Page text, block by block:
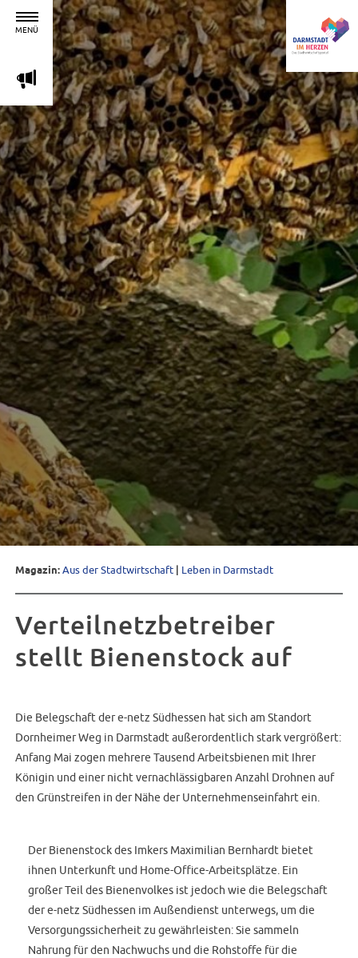
MENÜ
m
Magazin:Aus der Stadtwirtschaft Leben in Darmstadt
Verteilnetzbetreiber
stellt Bienenstock auf
Die Belegschaft der e-netz Südhessen hat sich am Standort
Dornheimer Weg in Darmstadt außerordentlich stark vergrößert:
Anfang Mai zogen mehrere Tausend Arbeitsbienen mit Ihrer
Königin und einer nicht vernachlässigbaren Anzahl Drohnen auf
den Grünstreifen in der Nähe der Unternehmenseinfahrt ein.
Der Bienenstock des Imkers Maximilian Bernhardt bietet
ihnen Unterkunft und Home-Office-Arbeitsplätze. Ein
großer Teil des Bienenvolkes ist jedoch wie die Belegschaft
der e-netz Südhessen im Außendienst unterwegs, um die
Versorgungssicherheit zu gewährleisten: Sie sammeln
Nahrung für den Nachwuchs und die Rohstoffe für die